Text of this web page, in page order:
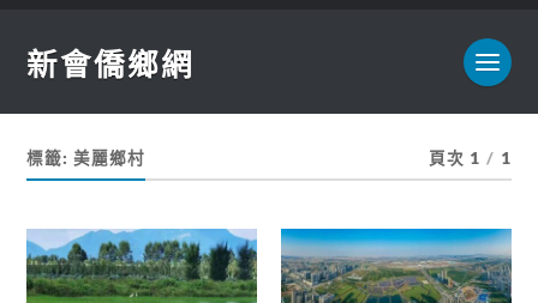
新會僑鄉網
標籤:美麗鄉村 頁次 1 / 1